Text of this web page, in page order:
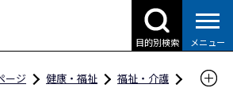
目的別検索 メニュー
ージ 健康・福祉
福祉・介護